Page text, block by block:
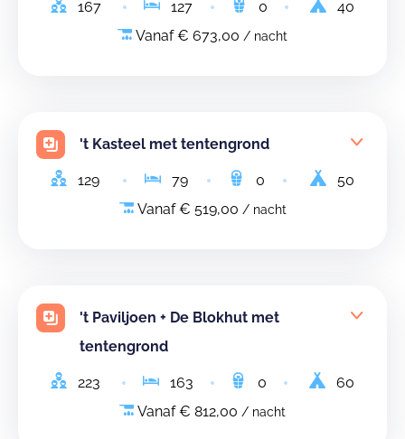
167 127 0
40
Vanaf € 673,00 / nacht
't Kasteel met tentengrond
129 79 0
50
Vanaf € 519,00 / nacht
't Paviljoen + De Blokhut met
tentengrond
223 163 0
60
Vanaf € 812,00 / nacht